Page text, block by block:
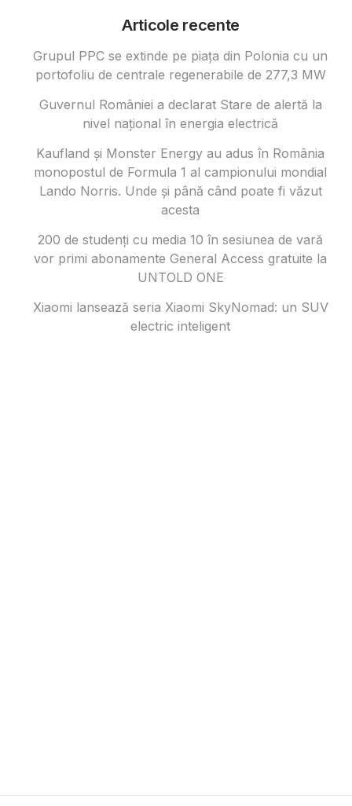
Articole recente
Grupul PPC se extinde pe piața din Polonia cu un
portofoliu de centrale regenerabile de 277,3 MW
Guvernul României a declarat Stare de alertă la
nivel național în energia electrică
Kaufland și Monster Energy au adus în România
monopostul de Formula 1 al campionului mondial
Lando Norris. Unde și până când poate fi văzut
acesta
200 de studenți cu media 10 în sesiunea de vară
vor primi abonamente General Access gratuite la
UNTOLD ONE
Xiaomi lansează seria Xiaomi SkyNomad: un SUV
electric inteligent